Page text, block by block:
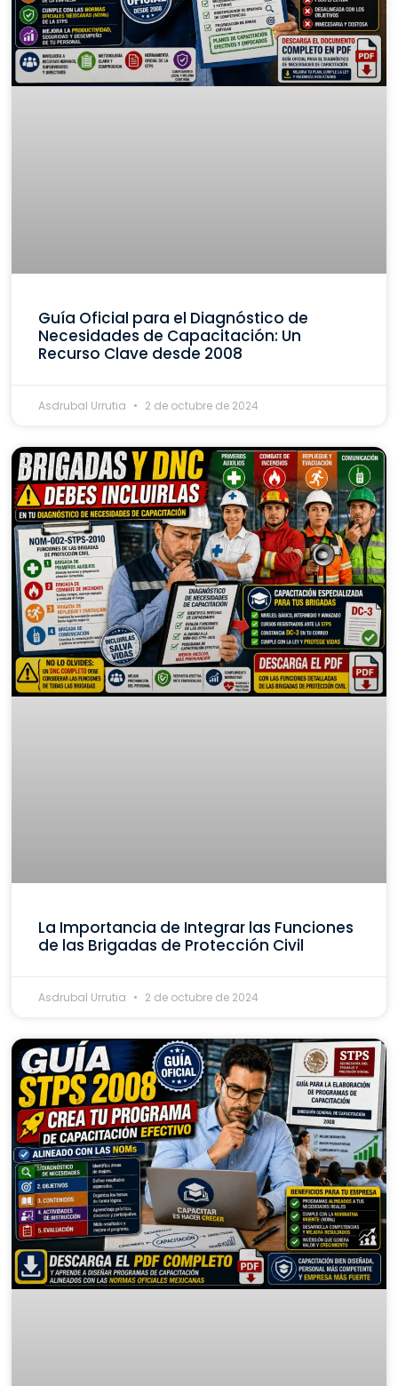
Guía Oficial para el Diagnóstico de
Necesidades de Capacitación: Un
Recurso Clave desde 2008
Asdrubal Urrutia 2 de octubre de 2024
La Importancia de Integrar las Funciones
de las Brigadas de Protección Civil
Asdrubal Urrutia 2 de octubre de 2024